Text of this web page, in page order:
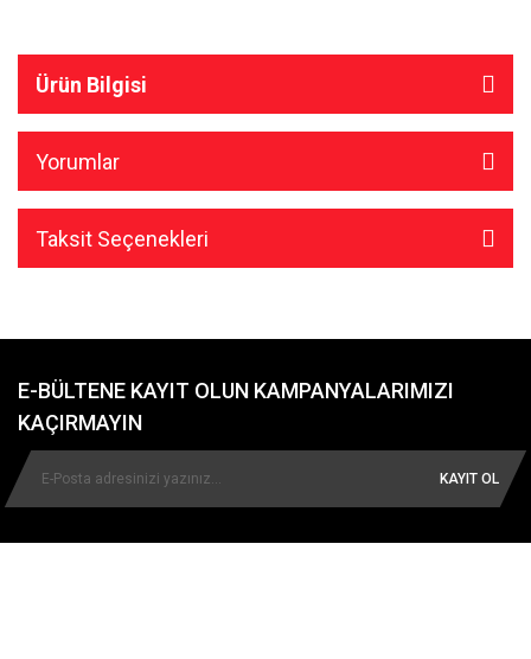
Ürün Bilgisi
Yorumlar
Taksit Seçenekleri
E-BÜLTENE KAYIT OLUN KAMPANYALARIMIZI
KAÇIRMAYIN
KAYIT OL